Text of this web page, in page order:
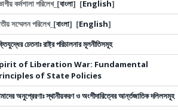
কর্মশালা পরিলেখ_[বাংলা] [English]
সম্মেলন পরিলেখ_[বাংলা] [English]
চেতনাঃ রাষ্ট্র পরিচালনার মূলনীতিসমূহ
of Liberation War: Fundamental
of State Policies
অনুপ্রেরণাঃ স্থানীয়করণ ও অংশীদারিত্বের আর্ন্তজাতিক দলিলসমূহ